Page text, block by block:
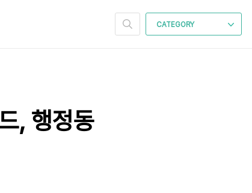
CATEGORY
, 행정동